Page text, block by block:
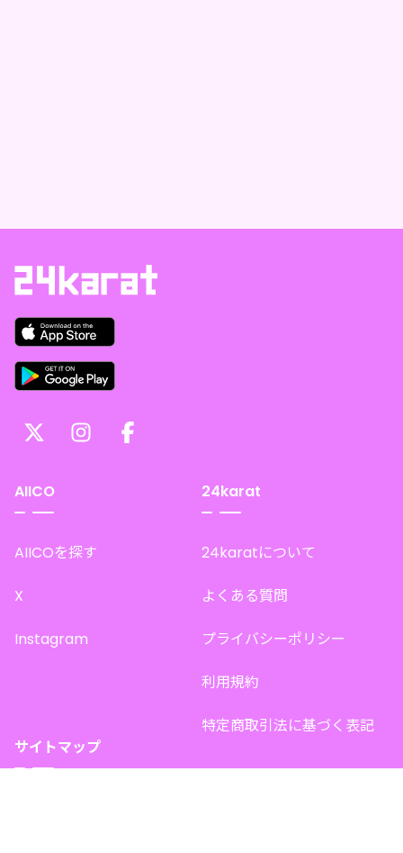
AIICO
AIICOを探す
X
Instagram
24karat
24karatについて
よくある質問
プライバシーポリシー
利用規約
特定商取引法に基づく表記
サイトマップ